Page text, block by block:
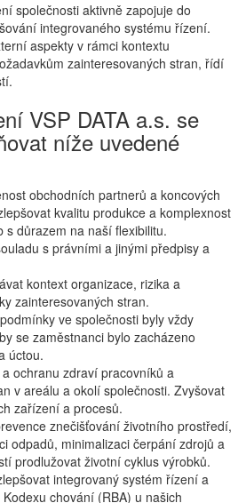
společnosti aktivně zapojuje do
integrovaného systému řízení.
aspekty v rámci kontextu
zainteresovaných stran, řídí
VSP DATA a.s. se
níže uvedené
obchodních partnerů a koncových
kvalitu produkce a komplexnost
s důrazem na naší flexibilitu.
s právními a jinými předpisy a
kontext organizace, rizika a
zainteresovaných stran.
ve společnosti byly vždy
se zaměstnanci bylo zacházeno
úctou.
ochranu zdraví pracovníků a
v areálu a okolí společnosti. Zvyšovat
zařízení a procesů.
znečišťování životního prostředí,
odpadů, minimalizaci čerpání zdrojů a
prodlužovat životní cyklus výrobků.
integrovaný systém řízení a
chování (RBA) u našich